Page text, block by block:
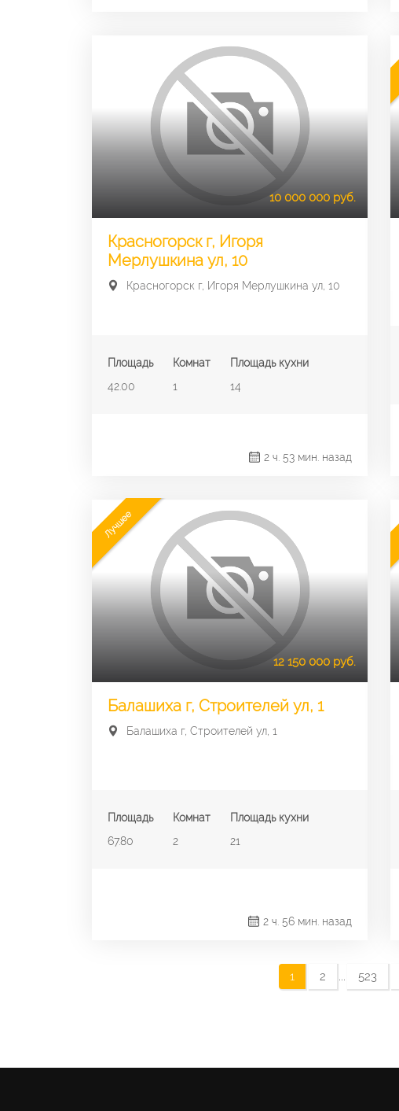
10 000 000 руб.
Красногорск г, Игоря
Мерлушкина ул, 10
Красногорск г, Игоря Мерлушкина ул, 10
Площадь
42.00
Комнат
1
Площадь кухни
14
2 ч. 53 мин. назад
Лучшее
12 150 000 руб.
Балашиха г, Строителей ул, 1
Балашиха г, Строителей ул, 1
Площадь
67.80
Комнат
2
Площадь кухни
21
2 ч. 56 мин. назад
1 2 ... 523